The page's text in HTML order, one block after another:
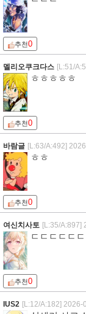
추천0
멜리오쿠크다스 [L:51/
ㅎㅎㅎㅎㅎ
추천0
바람글 [L:63/A:492]
ㅎㅎ
추천0
여신치사토 [L:35/A:897]
ㄷㄷㄷㄷㄷㄷ
추천0
IUS2 [L:12/A:182] 2026-